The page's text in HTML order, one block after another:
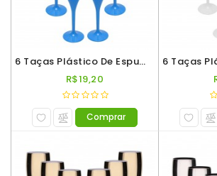
6 Taças Plástico De Espumante Roder 180ml Azul
R$19,20
Comprar